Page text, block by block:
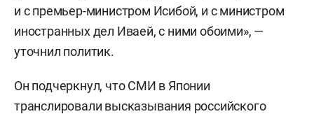
и с премьер-министром Исибой, и с министром
иностранных дел Иваей, с ними обоими», —
уточнил политик.
Он подчеркнул, что СМИ в Японии
транслировали высказывания российского